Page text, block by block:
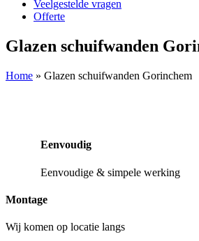
Veelgestelde vragen
Offerte
Glazen schuifwanden
Home » Glazen schuifwanden Gorinchem
Eenvoudig
Eenvoudige & simpele werking
Montage
Wij komen op locatie langs